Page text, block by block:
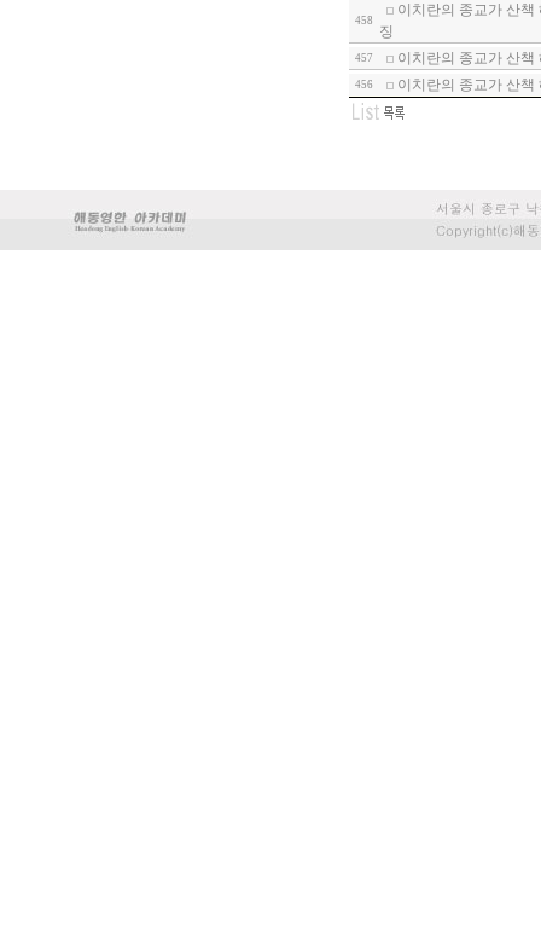
458
이치란의 종교가 산
징
457 이치란의 종교가 산
456 이치란의 종교가 산